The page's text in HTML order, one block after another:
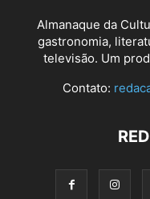
Almanaque da
gastronomia,
televisão. Um
Contato: